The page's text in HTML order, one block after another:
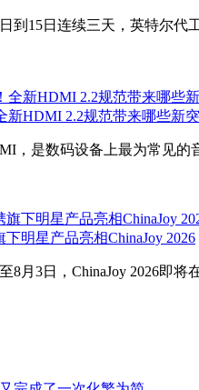
到15日连续三天，英特尔
新HDMI 2.2规范带来哪些新
，是数码设备上最为常见
明星产品亮相ChinaJoy 2026
8月3日，ChinaJoy 2026即